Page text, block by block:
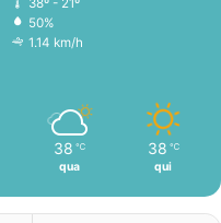
38º - 21º
50%
1.14 km/h
38 ℃
qua
38 ℃
qui